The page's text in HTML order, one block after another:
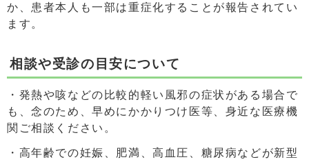
か、患者本人も一部は重症化することが報告されてい
ます。
相談や受診の目安について
・発熱や咳などの比較的軽い風邪の症状がある場合で
も、念のため、早めにかかりつけ医等、身近な医療機
関ご相談ください。
・高年齢での妊娠、肥満、高血圧、糖尿病などが新型